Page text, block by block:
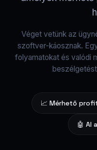
Véget vetünk az
szoftver-káosznak.
folyamatokat és valódi
📈 Mérhető
🤖 AI